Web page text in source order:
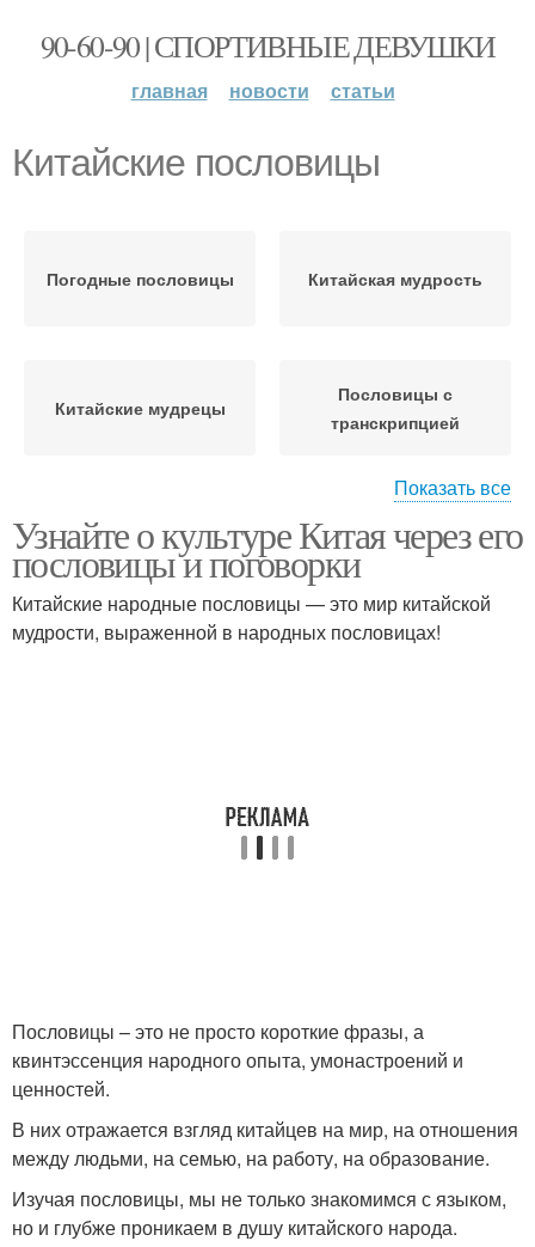
90-60-90 | СПОРТИВНЫЕ ДЕВУШКИ
главная новости статьи
Китайские пословицы
Погодные пословицы Китайская мудрость
Китайские мудрецы
Пословицы с
транскрипцией
Китайские цитаты Китайские философы
Показать все
Узнайте о культуре Китая через его
пословицы и поговорки
Китайские народные пословицы — это мир китайской
мудрости, выраженной в народных пословицах!
Пословицы – это не просто короткие фразы, а
квинтэссенция народного опыта, умонастроений и
ценностей.
В них отражается взгляд китайцев на мир, на отношения
между людьми, на семью, на работу, на образование.
Изучая пословицы, мы не только знакомимся с языком,
но и глубже проникаем в душу китайского народа.